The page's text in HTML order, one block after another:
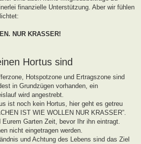
finanzielle Unterstützung. Aber wir fühlen
NUR KRASSER!
Hortus sind
Hotspotzone und Ertragszone sind
in Grundzügen vorhanden, ein
wird angestrebt.
ist noch kein Hortus, hier geht es getreu
IST WIE WOLLEN NUR KRASSER”.
Eurem Garten Zeit, bevor Ihr ihn eintragt.
nicht eingetragen werden.
und Achtung des Lebens sind das Ziel